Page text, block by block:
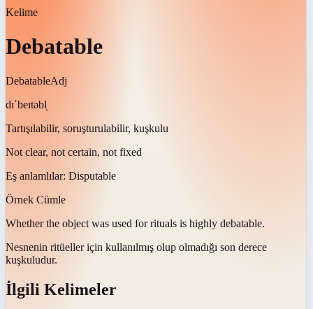
Kelime
Debatable
DebatableAdj
dɪˈbeɪtəbl̩
Tartışılabilir, soruşturulabilir, kuşkulu
Not clear, not certain, not fixed
Eş anlamlılar: Disputable
Örnek Cümle
Whether the object was used for rituals is highly debatable.
Nesnenin ritüeller için kullanılmış olup olmadığı son derece
kuşkuludur.
İlgili Kelimeler